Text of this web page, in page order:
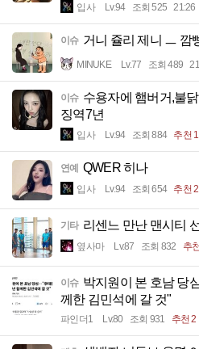
입사 Lv.94 조회 525 21:26
이슈 거니 쥴리 제니 ㅡ 깜
MINUKE Lv.77 조회 489
이슈 수용자에 햄버거,불
징역7년
입사 Lv.94 조회 884 추천 1
연예 QWER 히나
입사 Lv.94 조회 654 추천 2
기타 리센느 만난 맨시티
옆사마 Lv.87 조회 832 추
이슈 박지원이 본 호남 당
께한 김민석에 갈 것"
파인더1 Lv.80 조회 931 추천 2